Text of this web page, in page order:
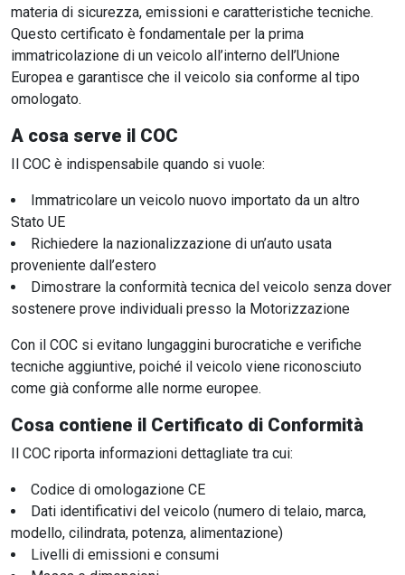
materia di sicurezza, emissioni e caratteristiche tecniche.
Questo certificato è fondamentale per la prima
immatricolazione di un veicolo all’interno dell’Unione
Europea e garantisce che il veicolo sia conforme al tipo
omologato.
A cosa serve il COC
Il COC è indispensabile quando si vuole:
Immatricolare un veicolo nuovo importato da un altro
Stato UE
Richiedere la nazionalizzazione di un’auto usata
proveniente dall’estero
Dimostrare la conformità tecnica del veicolo senza dover
sostenere prove individuali presso la Motorizzazione
Con il COC si evitano lungaggini burocratiche e verifiche
tecniche aggiuntive, poiché il veicolo viene riconosciuto
come già conforme alle norme europee.
Cosa contiene il Certificato di Conformità
Il COC riporta informazioni dettagliate tra cui:
Codice di omologazione CE
Dati identificativi del veicolo (numero di telaio, marca,
modello, cilindrata, potenza, alimentazione)
Livelli di emissioni e consumi